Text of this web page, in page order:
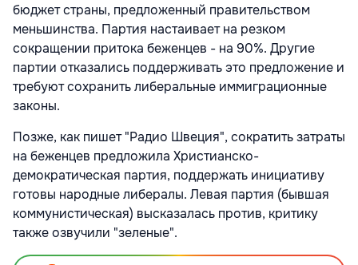
бюджет страны, предложенный правительством
меньшинства. Партия настаивает на резком
сокращении притока беженцев - на 90%. Другие
партии отказались поддерживать это предложение и
требуют сохранить либеральные иммиграционные
законы.
Позже, как пишет "Радио Швеция", сократить затраты
на беженцев предложила Христианско-
демократическая партия, поддержать инициативу
готовы народные либералы. Левая партия (бывшая
коммунистическая) высказалась против, критику
также озвучили "зеленые".